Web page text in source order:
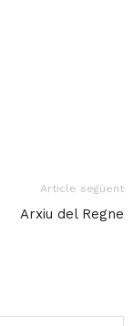
Article següent
Arxiu del Regne